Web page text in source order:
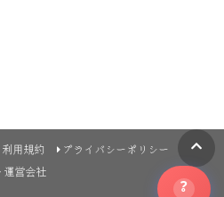
利用規約
プライバシーポリシー
運営会社
?